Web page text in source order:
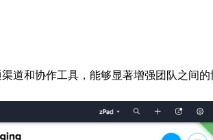
道和协作工具，能够显著增强团队之间的